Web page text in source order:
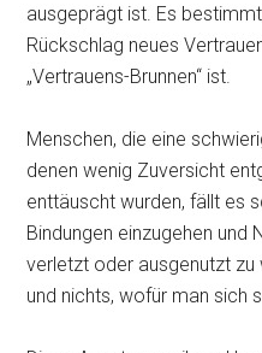
ausgeprägt ist. Es
Rückschlag neues
„Vertrauens-Brunnen“ ist.
Menschen, die eine
denen wenig Zuversicht
enttäuscht wurden, fällt es
Bindungen einzugehen und
verletzt oder ausgenutzt zu
und nichts, wofür man sich